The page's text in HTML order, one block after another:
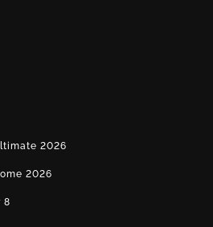
2026
2026
8